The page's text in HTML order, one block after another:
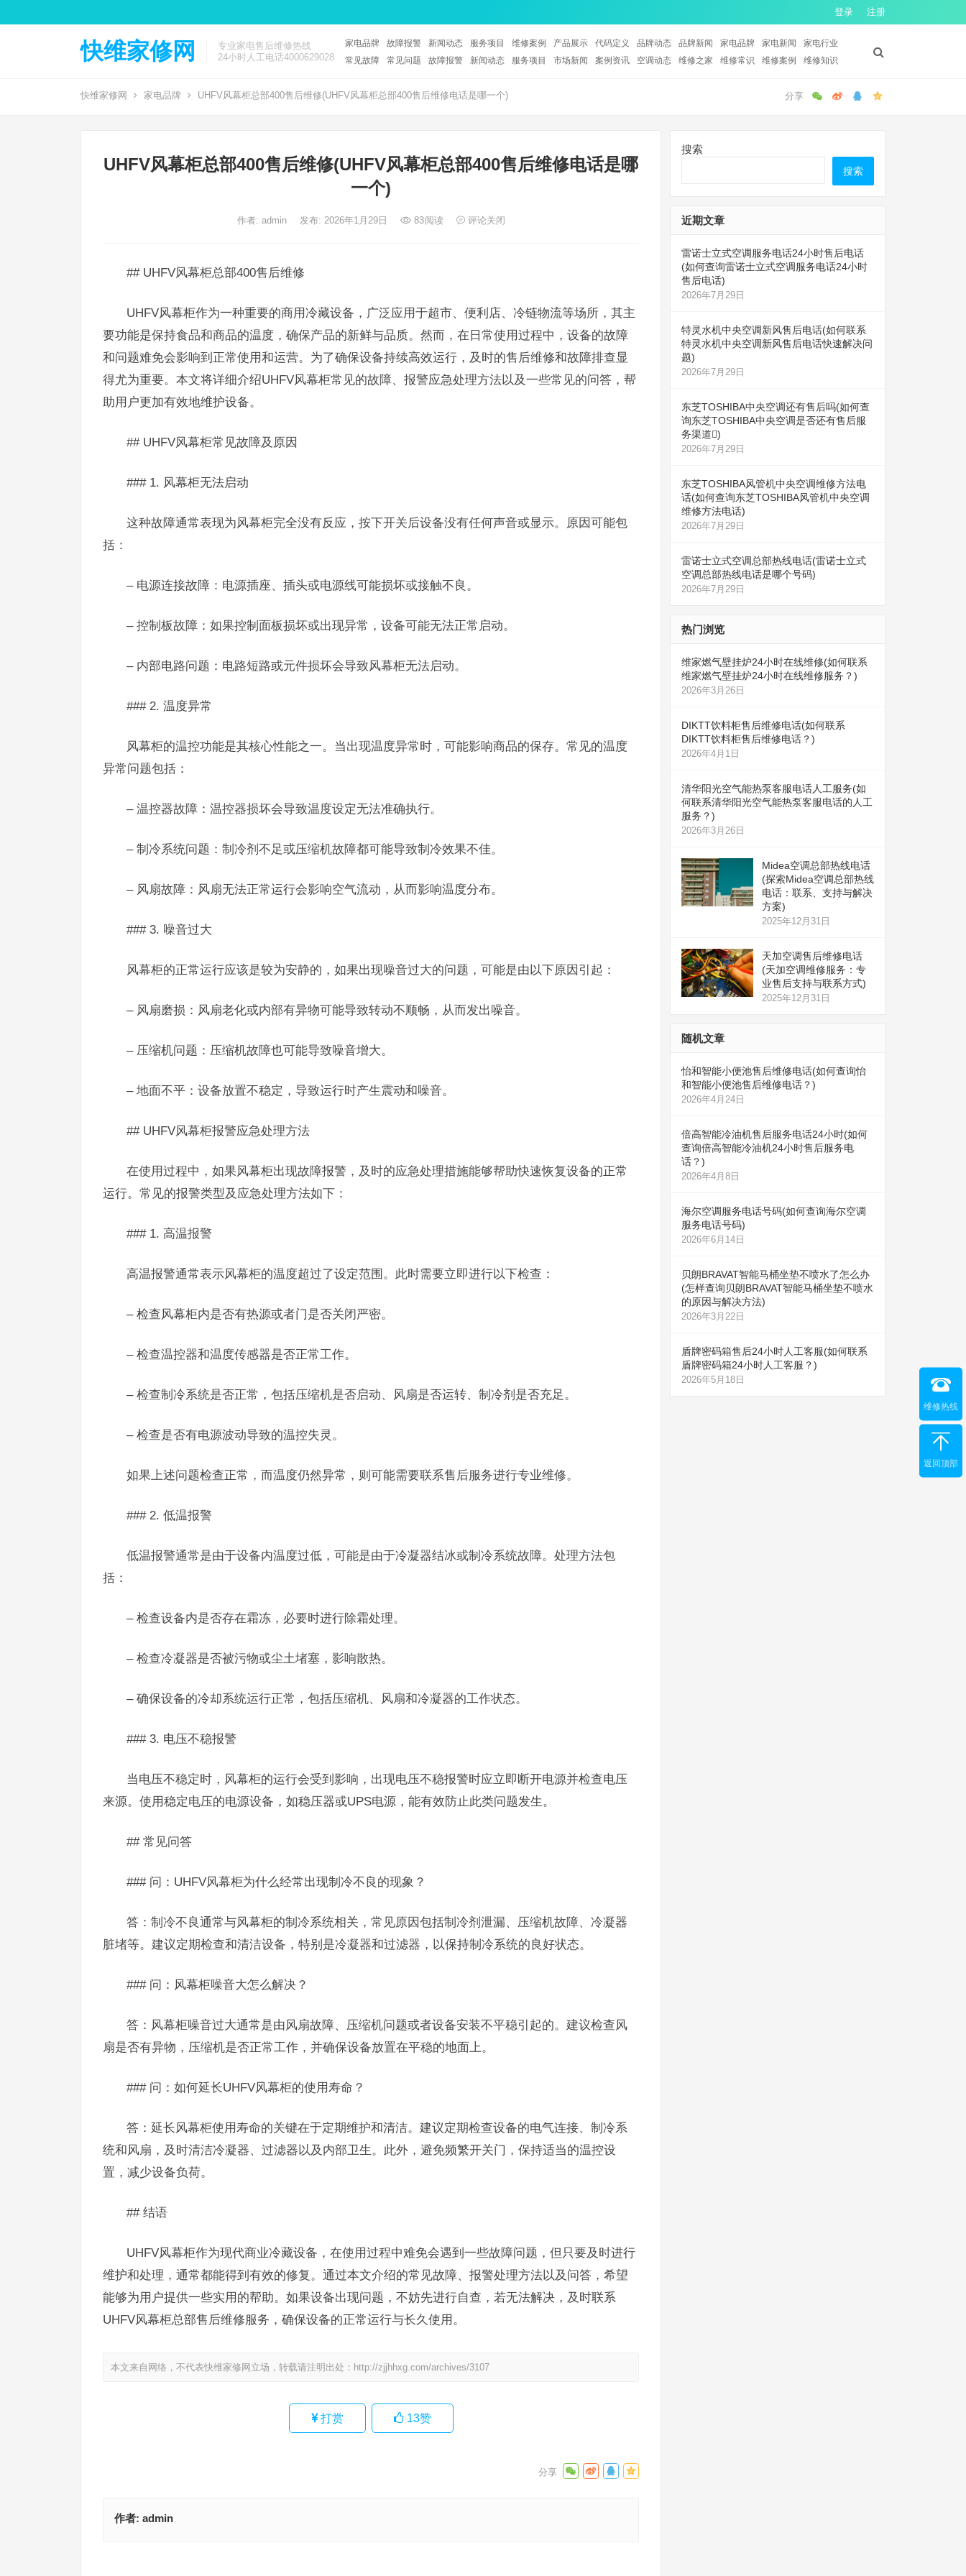
登录 注册
快维家修网
专业家电售后维修热线
24小时人工电话4000629028
家电品牌 故障报警 新闻动态 服务项目 维修案例 产品展示 代码定义 品牌动态 品牌新闻 家电品牌 家电新闻
家电行业
常见故障
常见问题 故障报警 新闻动态 服务项目 市场新闻 案例资讯 空调动态 维修之家 维修常识 维修案例 维修知识
快维家修网 家电品牌 UHFV风幕柜总部400售后维修(UHFV风幕柜总部400售后维修电话是哪一个)
UHFV风幕柜总部400售后维修(UHFV风幕柜总部400售后维修电话是哪
一个)
作者: admin 发布: 2026年1月29日 83阅读 评论关闭
## UHFV风幕柜总部400售后维修
UHFV风幕柜作为一种重要的商用冷藏设备，广泛应用于超市、便利店、冷链物流等场所，其主
要功能是保持食品和商品的温度，确保产品的新鲜与品质。然而，在日常使用过程中，设备的故障
和问题难免会影响到正常使用和运营。为了确保设备持续高效运行，及时的售后维修和故障排查显
得尤为重要。本文将详细介绍UHFV风幕柜常见的故障、报警应急处理方法以及一些常见的问答，帮
助用户更加有效地维护设备。
## UHFV风幕柜常见故障及原因
### 1. 风幕柜无法启动
这种故障通常表现为风幕柜完全没有反应，按下开关后设备没有任何声音或显示。原因可能包
括：
– 电源连接故障：电源插座、插头或电源线可能损坏或接触不良。
– 控制板故障：如果控制面板损坏或出现异常，设备可能无法正常启动。
– 内部电路问题：电路短路或元件损坏会导致风幕柜无法启动。
### 2. 温度异常
风幕柜的温控功能是其核心性能之一。当出现温度异常时，可能影响商品的保存。常见的温度
异常问题包括：
– 温控器故障：温控器损坏会导致温度设定无法准确执行。
– 制冷系统问题：制冷剂不足或压缩机故障都可能导致制冷效果不佳。
– 风扇故障：风扇无法正常运行会影响空气流动，从而影响温度分布。
### 3. 噪音过大
风幕柜的正常运行应该是较为安静的，如果出现噪音过大的问题，可能是由以下原因引起：
– 风扇磨损：风扇老化或内部有异物可能导致转动不顺畅，从而发出噪音。
– 压缩机问题：压缩机故障也可能导致噪音增大。
– 地面不平：设备放置不稳定，导致运行时产生震动和噪音。
## UHFV风幕柜报警应急处理方法
在使用过程中，如果风幕柜出现故障报警，及时的应急处理措施能够帮助快速恢复设备的正常
运行。常见的报警类型及应急处理方法如下：
### 1. 高温报警
高温报警通常表示风幕柜的温度超过了设定范围。此时需要立即进行以下检查：
– 检查风幕柜内是否有热源或者门是否关闭严密。
– 检查温控器和温度传感器是否正常工作。
– 检查制冷系统是否正常，包括压缩机是否启动、风扇是否运转、制冷剂是否充足。
– 检查是否有电源波动导致的温控失灵。
如果上述问题检查正常，而温度仍然异常，则可能需要联系售后服务进行专业维修。
### 2. 低温报警
低温报警通常是由于设备内温度过低，可能是由于冷凝器结冰或制冷系统故障。处理方法包
括：
– 检查设备内是否存在霜冻，必要时进行除霜处理。
– 检查冷凝器是否被污物或尘土堵塞，影响散热。
– 确保设备的冷却系统运行正常，包括压缩机、风扇和冷凝器的工作状态。
### 3. 电压不稳报警
当电压不稳定时，风幕柜的运行会受到影响，出现电压不稳报警时应立即断开电源并检查电压
来源。使用稳定电压的电源设备，如稳压器或UPS电源，能有效防止此类问题发生。
## 常见问答
### 问：UHFV风幕柜为什么经常出现制冷不良的现象？
答：制冷不良通常与风幕柜的制冷系统相关，常见原因包括制冷剂泄漏、压缩机故障、冷凝器
脏堵等。建议定期检查和清洁设备，特别是冷凝器和过滤器，以保持制冷系统的良好状态。
### 问：风幕柜噪音大怎么解决？
答：风幕柜噪音过大通常是由风扇故障、压缩机问题或者设备安装不平稳引起的。建议检查风
扇是否有异物，压缩机是否正常工作，并确保设备放置在平稳的地面上。
### 问：如何延长UHFV风幕柜的使用寿命？
答：延长风幕柜使用寿命的关键在于定期维护和清洁。建议定期检查设备的电气连接、制冷系
统和风扇，及时清洁冷凝器、过滤器以及内部卫生。此外，避免频繁开关门，保持适当的温控设
置，减少设备负荷。
## 结语
UHFV风幕柜作为现代商业冷藏设备，在使用过程中难免会遇到一些故障问题，但只要及时进行
维护和处理，通常都能得到有效的修复。通过本文介绍的常见故障、报警处理方法以及问答，希望
能够为用户提供一些实用的帮助。如果设备出现问题，不妨先进行自查，若无法解决，及时联系
UHFV风幕柜总部售后维修服务，确保设备的正常运行与长久使用。
本文来自网络，不代表快维家修网立场，转载请注明出处： http://zjjhhxg.com/archives/3107
打赏 13赞
作者: admin
搜索
搜索
近期文章
雷诺士立式空调服务电话24小时售后电话
(如何查询雷诺士立式空调服务电话24小时
售后电话)
2026年7月29日
特灵水机中央空调新风售后电话(如何联系
特灵水机中央空调新风售后电话快速解决问
题)
2026年7月29日
东芝TOSHIBA中央空调还有售后吗(如何查
询东芝TOSHIBA中央空调是否还有售后服
务渠道)
2026年7月29日
东芝TOSHIBA风管机中央空调维修方法电
话(如何查询东芝TOSHIBA风管机中央空调
维修方法电话)
2026年7月29日
雷诺士立式空调总部热线电话(雷诺士立式
空调总部热线电话是哪个号码)
2026年7月29日
热门浏览
维家燃气壁挂炉24小时在线维修(如何联系
维家燃气壁挂炉24小时在线维修服务？)
2026年3月26日
DIKTT饮料柜售后维修电话(如何联系
DIKTT饮料柜售后维修电话？)
2026年4月1日
清华阳光空气能热泵客服电话人工服务(如
何联系清华阳光空气能热泵客服电话的人工
服务？)
2026年3月26日
Midea空调总部热线电话
(探索Midea空调总部热线
电话：联系、支持与解决
方案)
2025年12月31日
天加空调售后维修电话
(天加空调维修服务：专
业售后支持与联系方式)
2025年12月31日
随机文章
怡和智能小便池售后维修电话(如何查询怡
和智能小便池售后维修电话？)
2026年4月24日
倍高智能冷油机售后服务电话24小时(如何
查询倍高智能冷油机24小时售后服务电
话？)
2026年4月8日
海尔空调服务电话号码(如何查询海尔空调
服务电话号码)
2026年6月14日
贝朗BRAVAT智能马桶坐垫不喷水了怎么办
(怎样查询贝朗BRAVAT智能马桶坐垫不喷水
的原因与解决方法)
2026年3月22日
盾牌密码箱售后24小时人工客服(如何联系
盾牌密码箱24小时人工客服？)
2026年5月18日
维修热线
返回顶部